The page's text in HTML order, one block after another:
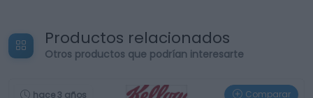
Productos relacionados
Otros productos que podrían interesarte
hace 3 años Comparar